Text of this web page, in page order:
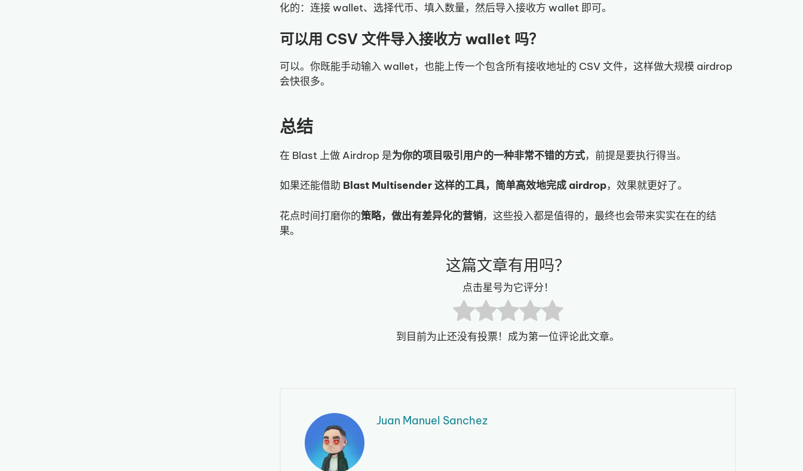
化的：连接 wallet、选择代币、填入数量，然后导入接收方 wallet 即可。
可以用 CSV 文件导入接收方 wallet 吗？
可以。你既能手动输入 wallet，也能上传一个包含所有接收地址的 CSV 文件，这样做大规模 airdrop
会快很多。
总结
在 Blast 上做 Airdrop 是为你的项目吸引用户的一种非常不错的方式，前提是要执行得当。
如果还能借助 Blast Multisender 这样的工具，简单高效地完成 airdrop，效果就更好了。
花点时间打磨你的策略，做出有差异化的营销，这些投入都是值得的，最终也会带来实实在在的结
果。
这篇文章有用吗？
点击星号为它评分！
到目前为止还没有投票！成为第一位评论此文章。
Juan Manuel Sanchez